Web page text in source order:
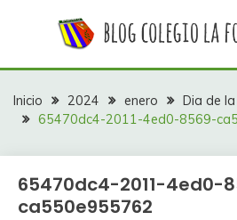
COLEGIO
FONTAINE
colegio La Fontaine
Inicio 2024 enero
Dia de
65470dc4-2011-4ed0-8569-
65470dc4-2011-4ed0-
ca550e955762